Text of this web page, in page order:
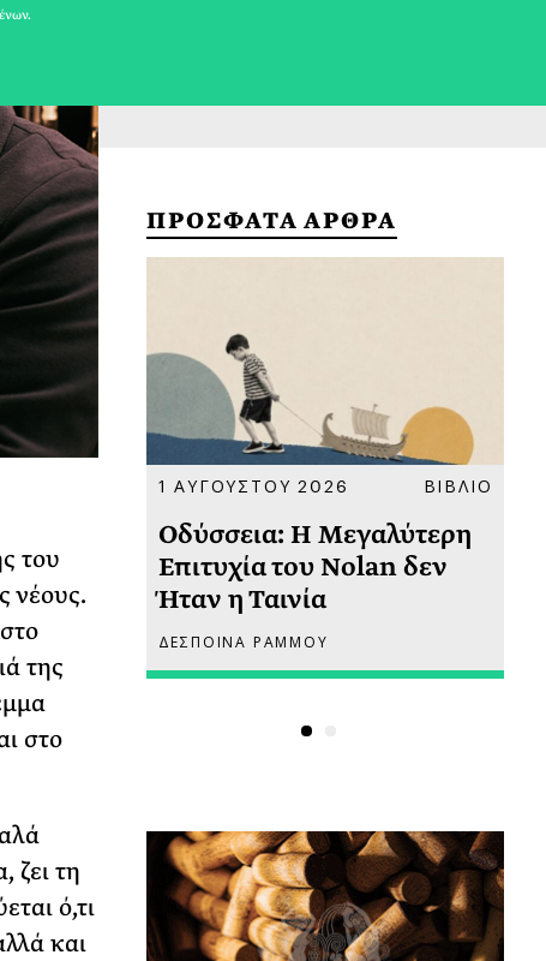
του
νέους.
της
στο
ζει τη
ό,τι
και
ΠΡΟΣΦΑΤΑ ΑΡΘΡΑ
1 ΑΥΓΟΥΣΤΟΥ 2026 ΒΙΒΛΙΟ
Οδύσσεια: Η Μεγαλύτερη
Επιτυχία του Nolan δεν
Ήταν η Ταινία
ΔΕΣΠΟΙΝΑ ΡΑΜΜΟΥ